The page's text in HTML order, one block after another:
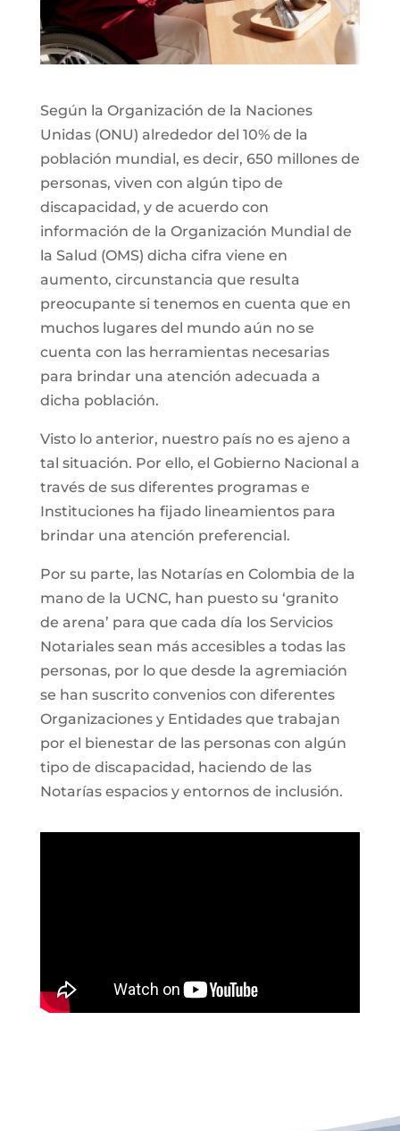
Según la Organización de la Naciones
Unidas (ONU) alrededor del 10% de la
población mundial, es decir, 650 millones de
personas, viven con algún tipo de
discapacidad, y de acuerdo con
información de la Organización Mundial de
la Salud (OMS) dicha cifra viene en
aumento, circunstancia que resulta
preocupante si tenemos en cuenta que en
muchos lugares del mundo aún no se
cuenta con las herramientas necesarias
para brindar una atención adecuada a
dicha población.
Visto lo anterior, nuestro país no es ajeno a
tal situación. Por ello, el Gobierno Nacional a
través de sus diferentes programas e
Instituciones ha fijado lineamientos para
brindar una atención preferencial.
Por su parte, las Notarías en Colombia de la
mano de la UCNC, han puesto su ‘granito
de arena’ para que cada día los Servicios
Notariales sean más accesibles a todas las
personas, por lo que desde la agremiación
se han suscrito convenios con diferentes
Organizaciones y Entidades que trabajan
por el bienestar de las personas con algún
tipo de discapacidad, haciendo de las
Notarías espacios y entornos de inclusión.